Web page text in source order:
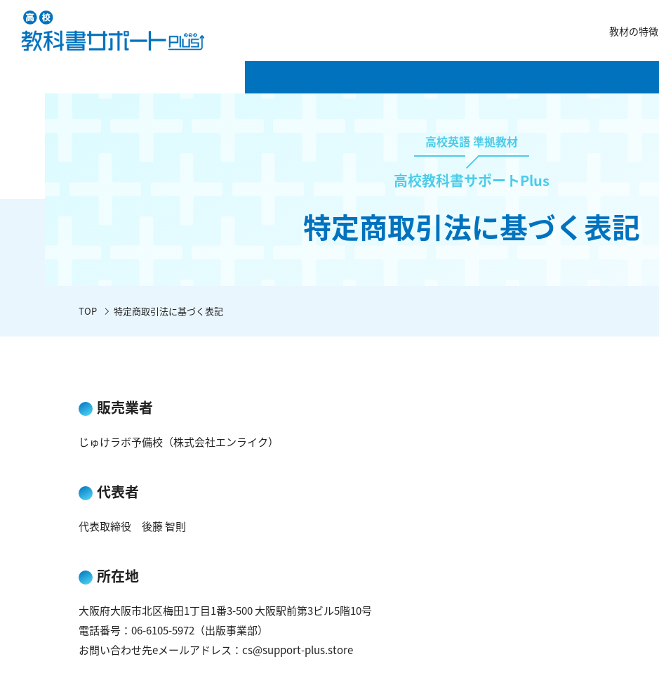
教材の特徴
高校英語 準拠教材
高校教科書サポートPlus
特定商取引法に基づく表記
TOP 特定商取引法に基づく表記
販売業者
じゅけラボ予備校（株式会社エンライク）
代表者
代表取締役 後藤 智則
所在地
大阪府大阪市北区梅田1丁目1番3-500 大阪駅前第3ビル5階10号
電話番号：06-6105-5972（出版事業部）
お問い合わせ先eメールアドレス：cs@support-plus.store